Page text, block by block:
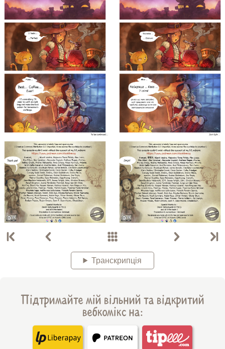
Транскрипція
Підтримайте мій вільний та відкритий
вебкомікс на: